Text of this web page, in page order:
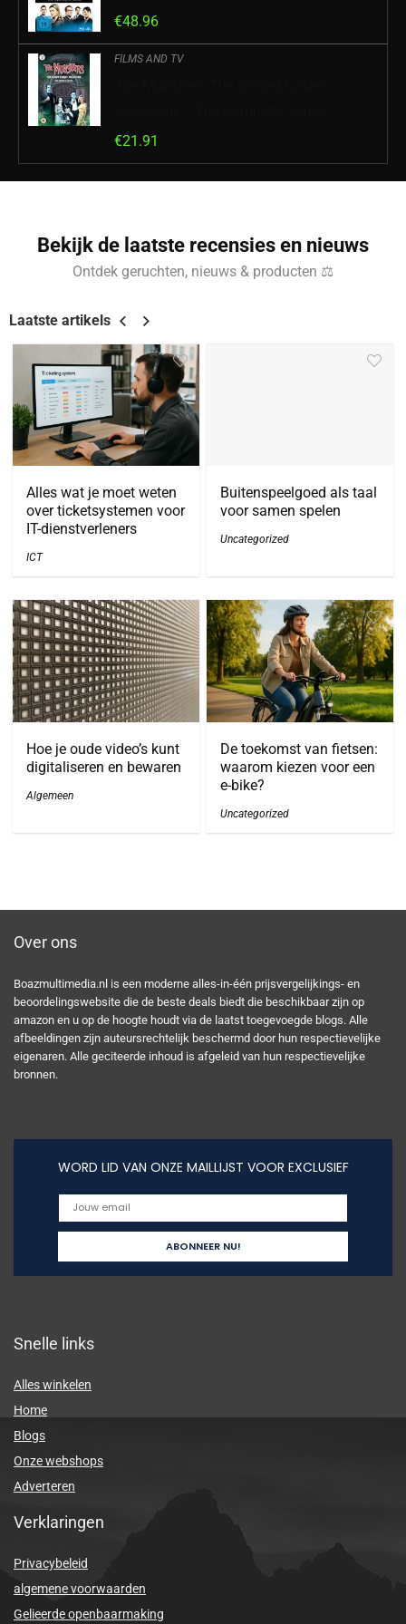
€48.96
FILMS AND TV
€21.91
Bekijk de laatste recensies en nieuws
Ontdek geruchten, nieuws & producten ⚖
Laatste artikels
Alles wat je moet weten
over ticketsystemen voor
IT-dienstverleners
ICT
Buitenspeelgoed als taal
voor samen spelen
Uncategorized
Hoe je oude video’s kunt
digitaliseren en bewaren
Algemeen
De toekomst van fietsen:
waarom kiezen voor een
e-bike?
Uncategorized
Over ons
Boazmultimedia.nl is een moderne alles-in-één prijsvergelijkings- en
beoordelingswebsite die de beste deals biedt die beschikbaar zijn op
amazon en u op de hoogte houdt via de laatst toegevoegde blogs. Alle
afbeeldingen zijn auteursrechtelijk beschermd door hun respectievelijke
eigenaren. Alle geciteerde inhoud is afgeleid van hun respectievelijke
bronnen.
WORD LID VAN ONZE MAILLIJST VOOR EXCLUSIEF
Snelle links
Alles winkelen
Home
Blogs
Onze webshops
Adverteren
Verklaringen
Privacybeleid
algemene voorwaarden
Gelieerde openbaarmaking